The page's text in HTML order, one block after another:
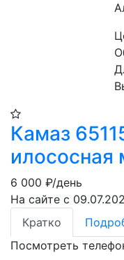
Камаз
илососная
6 000 ₽/день
На сайте с
Кратко
Посмотреть